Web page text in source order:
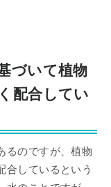
づいて植物
配合してい
るのですが、植物
合しているという